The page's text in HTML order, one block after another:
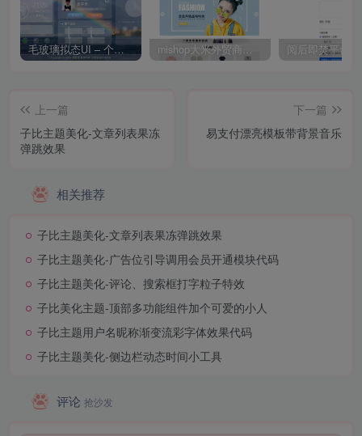
毛玻璃拟态UI – 个人主页（开源版） mishop大米外贸商城系统133种语言版本
上一篇
子比主题美化-文章列表果冻
弹跳效果
下一篇
易支付漂亮模板带背景音乐
相关推荐
子比主题美化-文章列表果冻弹跳效果
子比主题美化-广告位引导调用会员开通模块代码
子比主题美化-评论、搜索框打字粒子特效
子比美化主题-顶部多功能组件加个可爱的小人
子比主题用户名昵称渐变流彩字体效果代码
子比主题美化-侧边栏动态时间小工具
评论 抢沙发